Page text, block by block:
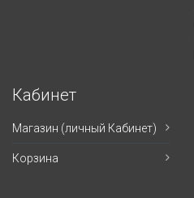
Кабинет
Магазин (личный Кабинет)
Корзина